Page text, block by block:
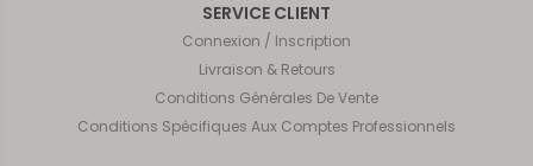
SERVICE CLIENT
Connexion / Inscription
Livraison & Retours
Conditions Générales De Vente
Conditions Spécifiques Aux Comptes Professionnels